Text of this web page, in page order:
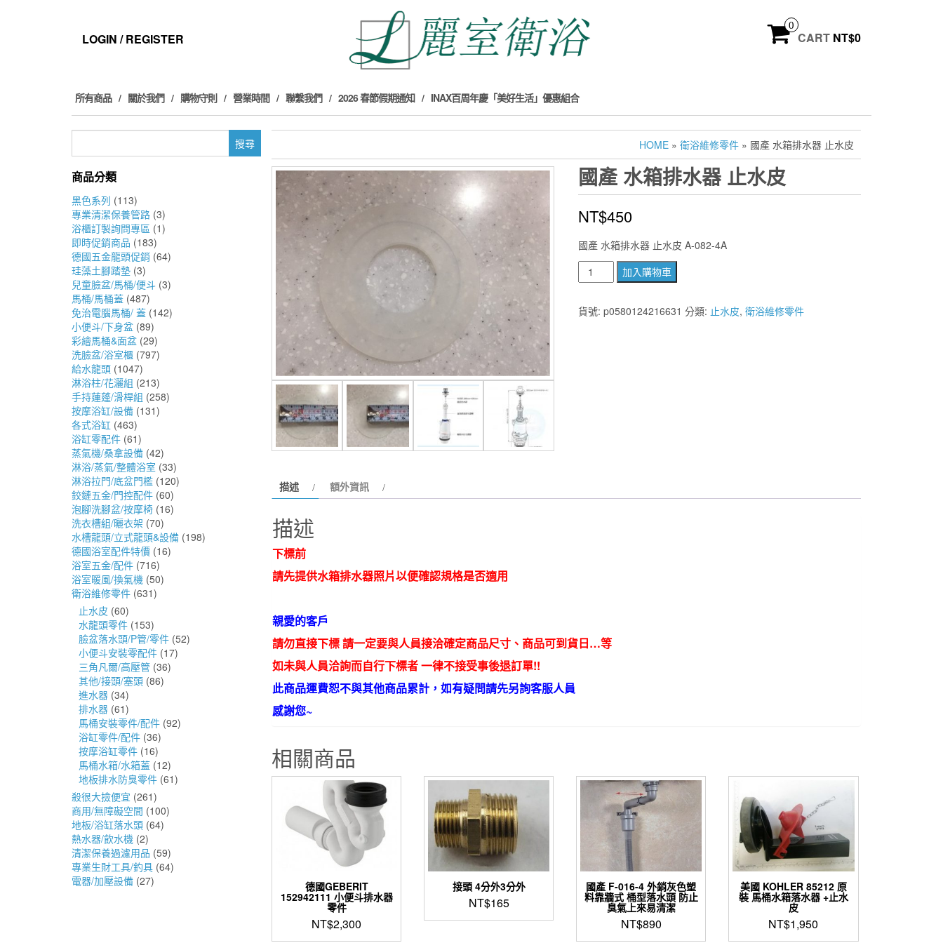
LOGIN / REGISTER
0
CART NT$0
所有商品 關於我們 購物守則 營業時間 聯繫我們 2026 春節假期通知 INAX百周年慶「美好生活」優惠組合
鍵
商品分類
黑色系列 (113)
專業清潔保養管路 (3)
浴櫃訂製詢問專區 (1)
即時促銷商品 (183)
德國五金龍頭促銷 (64)
珪藻土腳踏墊 (3)
兒童臉盆/馬桶/便斗 (3)
馬桶/馬桶蓋 (487)
免治電腦馬桶/ 蓋 (142)
小便斗/下身盆 (89)
彩繪馬桶&面盆 (29)
洗臉盆/浴室櫃 (797)
給水龍頭 (1047)
淋浴柱/花灑組 (213)
手持蓮蓬/滑桿組 (258)
按摩浴缸/設備 (131)
各式浴缸 (463)
浴缸零配件 (61)
蒸氣機/桑拿設備 (42)
淋浴/蒸氣/整體浴室 (33)
淋浴拉門/底盆門檻 (120)
鉸鏈五金/門控配件 (60)
泡腳洗腳盆/按摩椅 (16)
洗衣槽組/曬衣架 (70)
水槽龍頭/立式龍頭&設備 (198)
德國浴室配件特價 (16)
浴室五金/配件 (716)
浴室暖風/換氣機 (50)
衛浴維修零件 (631)
止水皮 (60)
水龍頭零件 (153)
臉盆落水頭/P管/零件 (52)
小便斗安裝零配件 (17)
三角凡爾/高壓管 (36)
其他/接頭/塞頭 (86)
進水器 (34)
排水器 (61)
馬桶安裝零件/配件 (92)
浴缸零件/配件 (36)
按摩浴缸零件 (16)
馬桶水箱/水箱蓋 (12)
地板排水防臭零件 (61)
殺很大撿便宜 (261)
商用/無障礙空間 (100)
地板/浴缸落水頭 (64)
熱水器/飲水機 (2)
清潔保養過濾用品 (59)
專業生財工具/釣具 (64)
電器/加壓設備 (27)
HOME » 衛浴維修零件 » 國產 水箱排水器 止水皮
國產 水箱排水器 止水皮
NT$450
國產 水箱排水器 止水皮 A-082-4A
產
水
箱
加入購物車
貨號: p0580124216631 分類: 止水皮, 衛浴維修零件
描述 額外資訊
描述
下標前
請先提供水箱排水器照片以便確認規格是否適用
親愛的客戶
請勿直接下標 請一定要與人員接洽確定商品尺寸、商品可到貨日…等
如未與人員洽詢而自行下標者 一律不接受事後退訂單!!
此商品運費恕不與其他商品累計，如有疑問請先另詢客服人員
感謝您~
相關商品
德國GEBERIT
152942111 小便斗排水器
零件
NT$2,300
接頭 4分外3分外
NT$165
國產 F-016-4 外銷灰色塑
料靠牆式 桶型落水頭 防止
臭氣上來易清潔
NT$890
美國 KOHLER 85212 原
裝 馬桶水箱落水器 +止水
皮
NT$1,950